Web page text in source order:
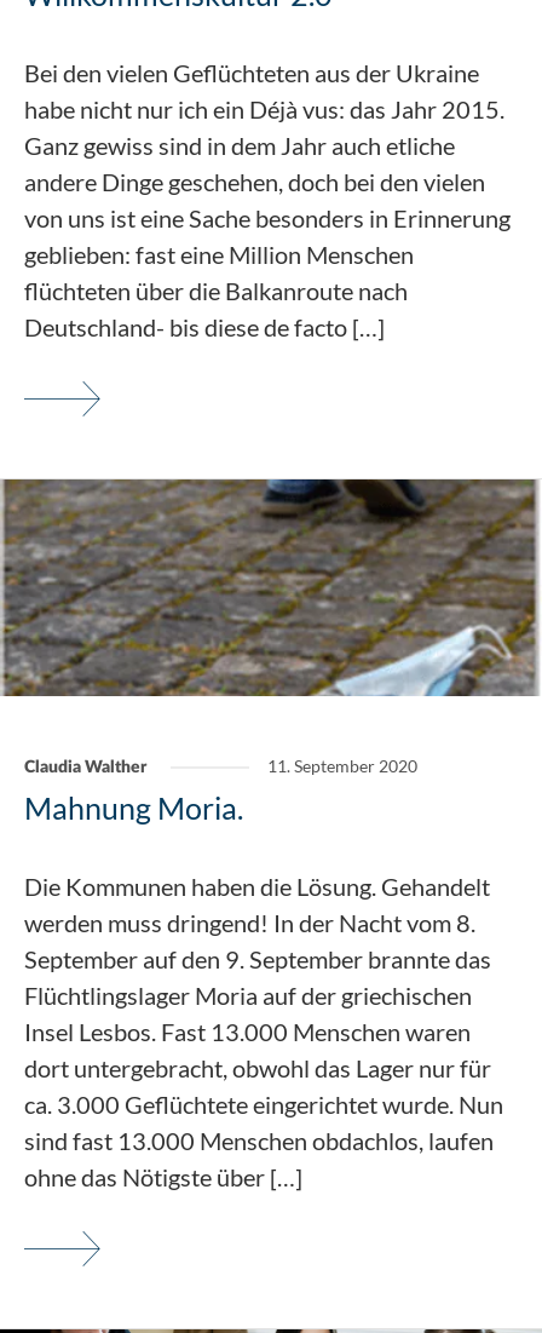
Bei den vielen Geflüchteten aus der Ukraine
habe nicht nur ich ein Déjà vus: das Jahr 2015.
Ganz gewiss sind in dem Jahr auch etliche
andere Dinge geschehen, doch bei den vielen
von uns ist eine Sache besonders in Erinnerung
geblieben: fast eine Million Menschen
flüchteten über die Balkanroute nach
Deutschland- bis diese de facto […]
Claudia Walther 11. September 2020
Mahnung Moria.
Die Kommunen haben die Lösung. Gehandelt
werden muss dringend! In der Nacht vom 8.
September auf den 9. September brannte das
Flüchtlingslager Moria auf der griechischen
Insel Lesbos. Fast 13.000 Menschen waren
dort untergebracht, obwohl das Lager nur für
ca. 3.000 Geflüchtete eingerichtet wurde. Nun
sind fast 13.000 Menschen obdachlos, laufen
ohne das Nötigste über […]